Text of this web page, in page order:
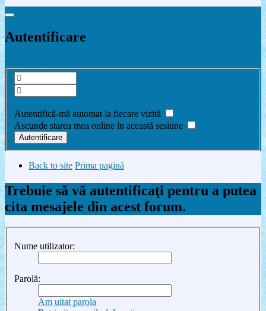
Autentificare
Autentifică-mă automat la fiecare vizită
Ascunde starea mea online în această sesiune
Back to site Prima pagină
Trebuie să vă autentificaţi pentru a putea
cita mesajele din acest forum.
Nume utilizator:
Parolă:
Am uitat parola